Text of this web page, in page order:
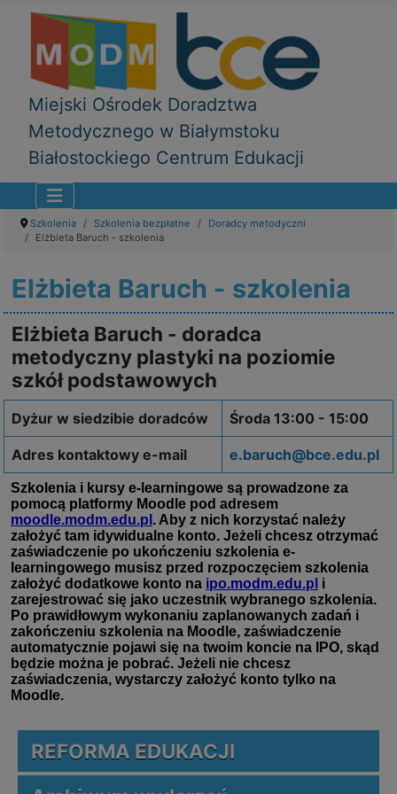
Miejski Ośrodek Doradztwa
Metodycznego w Białymstoku
Białostockiego Centrum Edukacji
Szkolenia Szkolenia bezpłatne
Doradcy metodyczni
Elżbieta Baruch - szkolenia
Elżbieta Baruch - szkolenia
Elżbieta Baruch - doradca
metodyczny plastyki na poziomie
szkół podstawowych
Dyżur w siedzibie doradców Środa 13:00 - 15:00
Adres kontaktowy e-mail e.baruch@bce.edu.pl
REFORMA EDUKACJI